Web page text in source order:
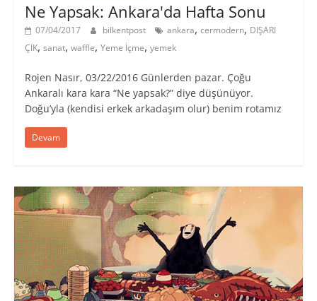
Ne Yapsak: Ankara'da Hafta Sonu
07/04/2017 bilkentpost ankara, cermodern, DIŞARI
ÇIK, sanat, waffle, Yeme İçme, yemek
Rojen Nasır, 03/22/2016 Günlerden pazar. Çoğu
Ankaralı kara kara “Ne yapsak?” diye düşünüyor.
Doğu’yla (kendisi erkek arkadaşım olur) benim rotamız
Devam